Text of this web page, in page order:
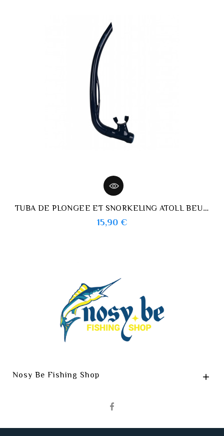
TUBA DE PLONGEE ET SNORKELING ATOLL BEUCHAT
15,90 €Prix
Nosy Be Fishing Shop 